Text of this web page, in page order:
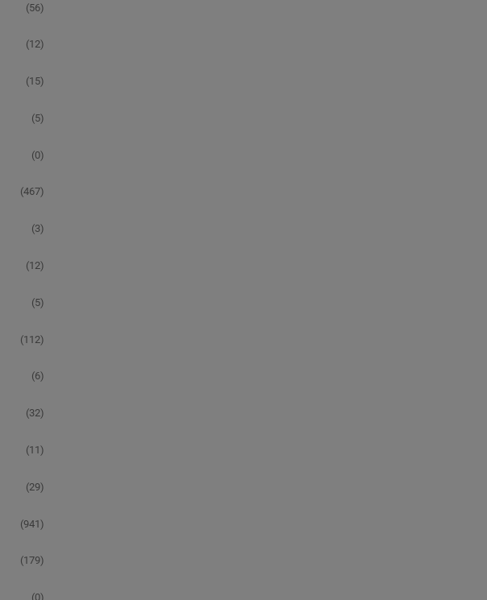
(56)
(12)
(15)
(5)
(0)
(467)
(3)
(12)
(5)
(112)
(6)
(32)
(11)
(29)
(941)
(179)
(0)